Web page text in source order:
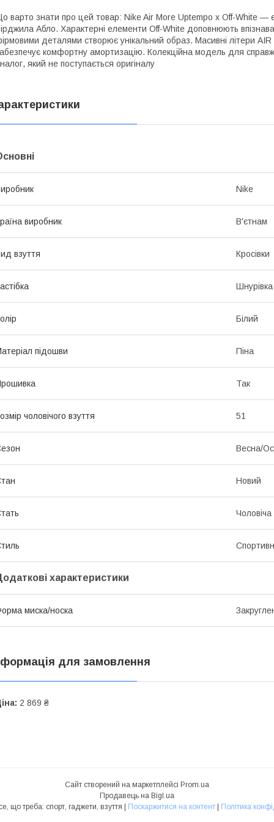
варто знати про цей товар: Nike Air More Uptempo x Off-White —
Абло. Характерні елементи Off-White доповнюють
деталями створює унікальний образ. Масивні літери
комфортну амортизацію. Колекційна модель для
який не поступається оригіналу
Nike
виробник В'єтнам
взуття Кросівки
Шнурівка
Білий
підошви Піна
Так
чоловічого взуття 51
Весна/
Новий
Чоловіча
характеристики
миска/носка
для замовлення
2 869 ₴
Сайт створений на маркетплейсі Prom.ua
Продавець на Bigl.ua
"Буйок" – все, що треба: спорт, гаджети, взуття | Поскаржитися на контент | Політика